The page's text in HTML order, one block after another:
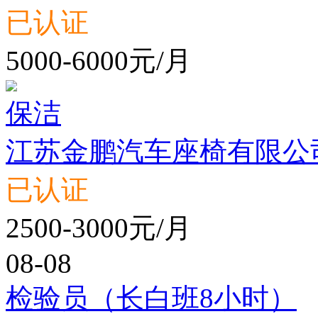
已认证
5000-6000元/月
保洁
江苏金鹏汽车座椅有限公
已认证
2500-3000元/月
08-08
检验员（长白班8小时）